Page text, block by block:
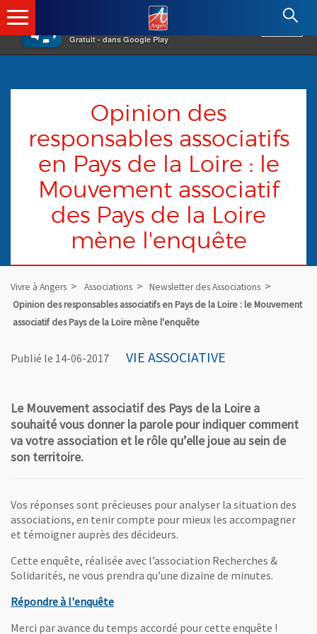
×
Gratuit - dans Google Play
Angers.fr : Retour à l'accueil
Opinion des
responsables associatifs
en Pays de la Loire : le
Mouvement associatif
des Pays de la Loire
mène l'enquête
Vivre à Angers Associations
Newsletter des Associations
Opinion des responsables associatifs en Pays de la Loire : le Mouvement
associatif des Pays de la Loire mène l'enquête
Publié le 14-06-2017 VIE ASSOCIATIVE
Le Mouvement associatif des Pays de la Loire a
souhaité vous donner la parole pour indiquer comment
va votre association et le rôle qu’elle joue au sein de
son territoire.
Vos réponses sont précieuses pour analyser la situation des
associations, en tenir compte pour mieux les accompagner
et témoigner auprès des décideurs.
Cette enquête, réalisée avec l’association Recherches &
Solidarités, ne vous prendra qu’une dizaine de minutes.
Répondre à l'enquête, Ouvre une nouvelle fenêtre
Merci par avance du temps accordé pour cette enquête !